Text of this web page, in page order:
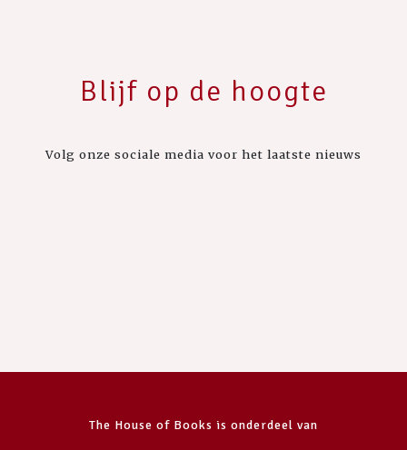
Blijf op de hoogte
Volg onze sociale media voor het laatste nieuws
The House of Books is onderdeel van